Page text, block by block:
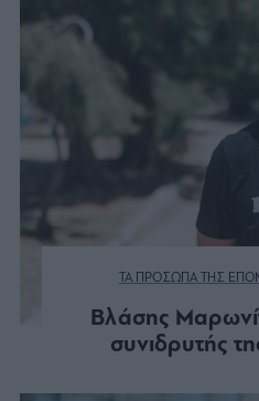
ΤΑ ΠΡΟΣΩΠΑ ΤΗΣ
Βλάσης
συνιδρυτής